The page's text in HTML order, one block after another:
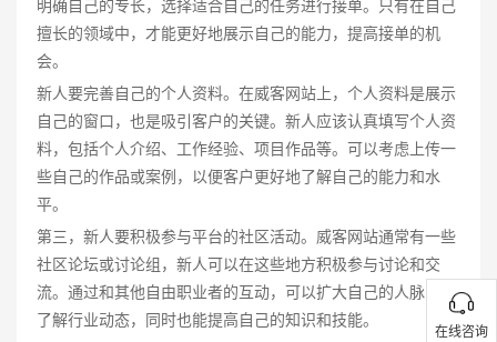
明确自己的专长，选择适合自己的任务进行接单。只有在自己
擅长的领域中，才能更好地展示自己的能力，提高接单的机
会。
新人要完善自己的个人资料。在威客网站上，个人资料是展示
自己的窗口，也是吸引客户的关键。新人应该认真填写个人资
料，包括个人介绍、工作经验、项目作品等。可以考虑上传一
些自己的作品或案例，以便客户更好地了解自己的能力和水
平。
第三，新人要积极参与平台的社区活动。威客网站通常有一些
社区论坛或讨论组，新人可以在这些地方积极参与讨论和交
流。通过和其他自由职业者的互动，可以扩大自己的人脉圈，
了解行业动态，同时也能提高自己的知识和技能。
在线咨询